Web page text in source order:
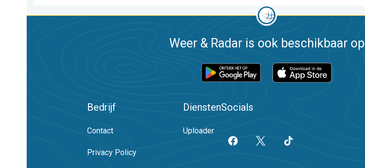
Weer & Radar is ook beschikbaar op
Bedrijf
Contact
Privacy Policy
Diensten
Uploader
Socials